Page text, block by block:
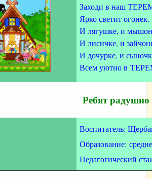
Заходи в наш
Ярко светит огонек.
И лягушке, и
И лисичке, и
И дочурке, и
Всем уютно в
Ребят радушно
Воспитатель:
Образование:
Педагогический